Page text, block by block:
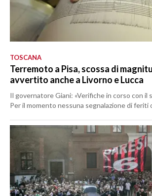
TOSCANA
Terremoto a Pisa, scossa di
avvertito anche a Livorno e Lucca
Il governatore Giani: «Verifiche in corso con il
Per il momento nessuna segnalazione di feriti